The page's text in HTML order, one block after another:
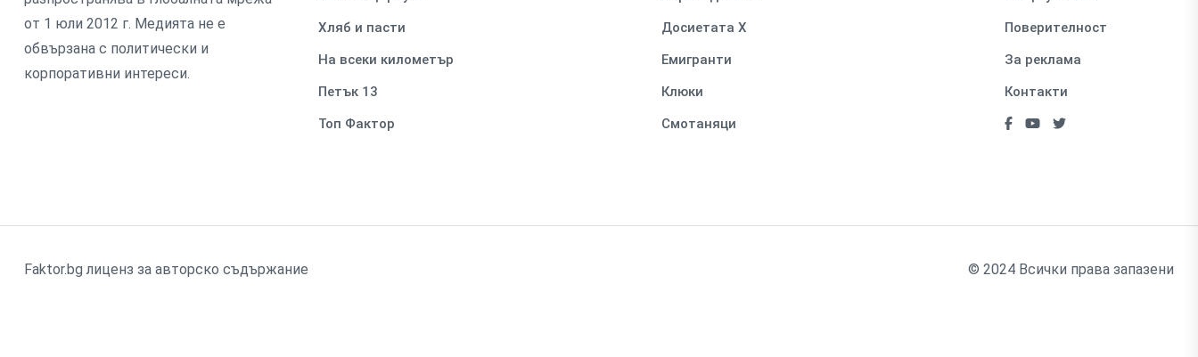
от 1 юли 2012 г. Медията не е
обвързана с политически и
корпоративни интереси.
Хляб и пасти
На всеки километър
Петък 13
Топ Фактор
Досиетата Х
Емигранти
Клюки
Смотаняци
Поверителност
За реклама
Контакти
Faktor.bg лиценз за авторско съдържание © 2024 Всички права запазени